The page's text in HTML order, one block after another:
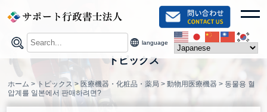
content
language
トピックス
ホーム > トピックス > 医療機器・化粧品・薬局 >動物用医療機器 > 동물용 혈
압계를 일본에서 판매하려면?